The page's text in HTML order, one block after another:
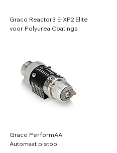
Graco Reactor3 E-XP2 Elite
voor Polyurea Coatings
Graco PerformAA
Automaat pistool